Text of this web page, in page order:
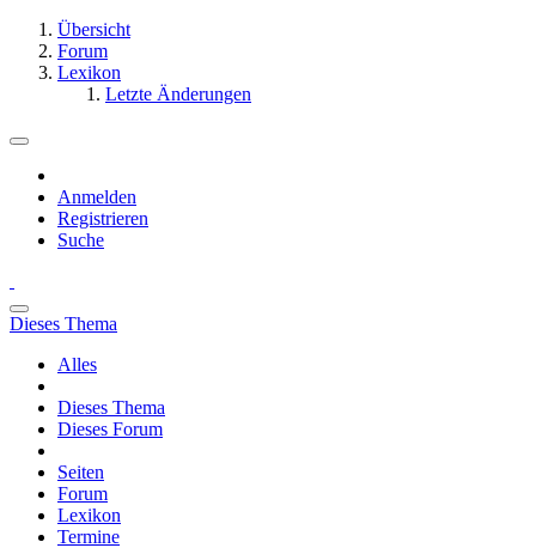
Übersicht
Forum
Lexikon
Letzte Änderungen
Anmelden
Registrieren
Suche
Dieses Thema
Alles
Dieses Thema
Dieses Forum
Seiten
Forum
Lexikon
Termine